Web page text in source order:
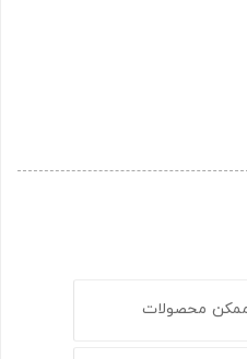
ممکن محصولات